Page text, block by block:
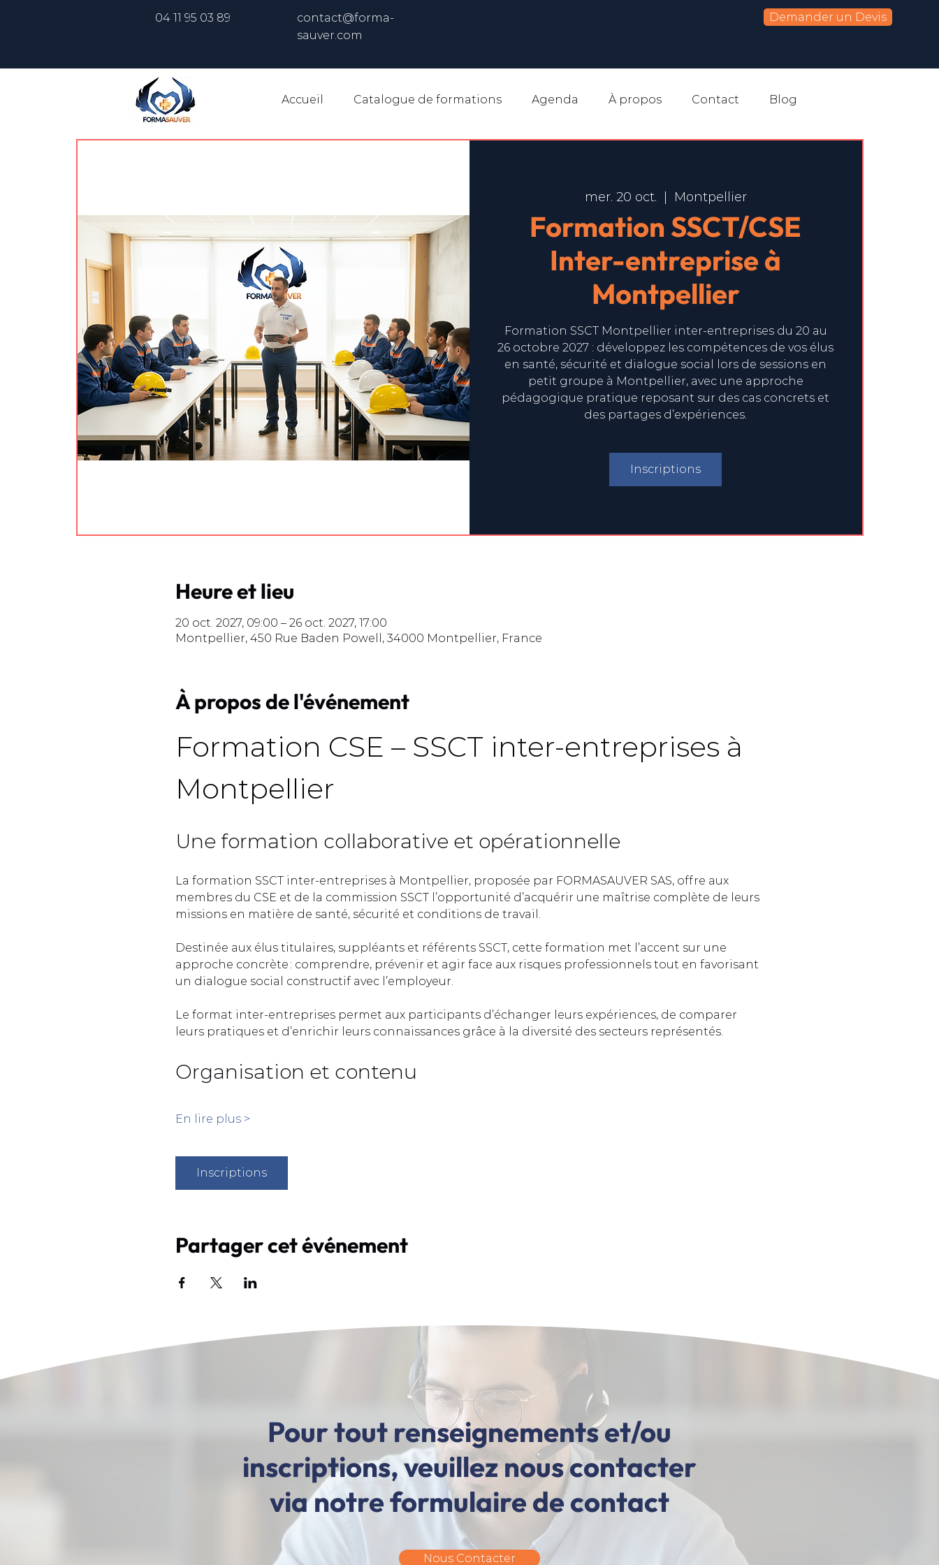
04 11 95 03 89
contact@forma-
sauver.com
Demander un Devis
Accueil Catalogue de formations Agenda À propos Contact Blog
mer. 20 oct. Montpellier
Formation SSCT/CSE
Inter-entreprise à
Montpellier
Formation SSCT Montpellier inter-entreprises du 20 au
26 octobre 2027 : développez les compétences de vos élus
en santé, sécurité et dialogue social lors de sessions en
petit groupe à Montpellier, avec une approche
pédagogique pratique reposant sur des cas concrets et
des partages d’expériences.
Inscriptions
Heure et lieu
20 oct. 2027, 09:00 – 26 oct. 2027, 17:00
Montpellier, 450 Rue Baden Powell, 34000 Montpellier, France
À propos de l'événement
Formation CSE – SSCT inter-entreprises à
Montpellier
Une formation collaborative et opérationnelle
La formation SSCT inter-entreprises à Montpellier, proposée par FORMASAUVER SAS, offre aux
membres du CSE et de la commission SSCT l’opportunité d’acquérir une maîtrise complète de leurs
missions en matière de santé, sécurité et conditions de travail.
Destinée aux élus titulaires, suppléants et référents SSCT, cette formation met l’accent sur une
approche concrète : comprendre, prévenir et agir face aux risques professionnels tout en favorisant
un dialogue social constructif avec l’employeur.
Le format inter-entreprises permet aux participants d’échanger leurs expériences, de comparer
leurs pratiques et d’enrichir leurs connaissances grâce à la diversité des secteurs représentés.
Organisation et contenu
En lire plus >
Inscriptions
Partager cet événement
Pour tout renseignements et/ou
inscriptions, veuillez nous contacter
via notre formulaire de contact
Nous Contacter